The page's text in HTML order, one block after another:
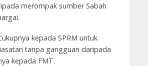
merompak sumber Sabah
kepada SPRM untuk
tanpa gangguan daripada
kepada FMT.